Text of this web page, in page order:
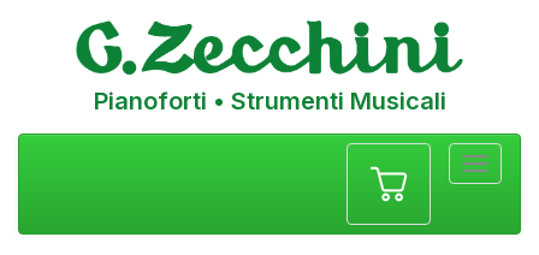
Pianoforti • Strumenti Musicali